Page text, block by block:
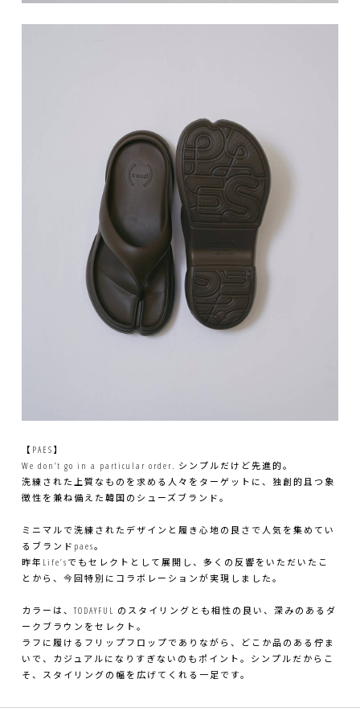
【PAES】
We don’t go in a particular order. シンプルだけど先進的。
洗練された上質なものを求める人々をターゲットに、独創的且つ象
徴性を兼ね備えた韓国のシューズブランド。
ミニマルで洗練されたデザインと履き心地の良さで人気を集めてい
るブランドpaes。
昨年Life’sでもセレクトとして展開し、多くの反響をいただいたこ
とから、今回特別にコラボレーションが実現しました。
カラーは、TODAYFUL のスタイリングとも相性の良い、深みのあるダ
ークブラウンをセレクト。
ラフに履けるフリップフロップでありながら、どこか品のある佇ま
いで、カジュアルになりすぎないのもポイント。シンプルだからこ
そ、スタイリングの幅を広げてくれる一足です。